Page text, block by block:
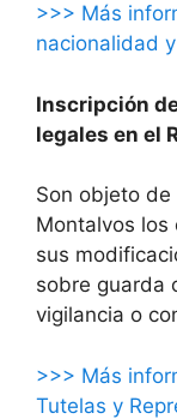
>>> Más
nacionalidad
Inscripción
legales en el
Son objeto de
Montalvos los
sus
sobre guarda
vigilancia o
>>> Más
Tutelas y